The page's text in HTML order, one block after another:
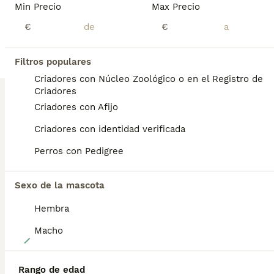
Min Precio
€
Max Precio
€
Filtros populares
Criadores con Núcleo Zoológico o en el Registro de
Criadores
Criadores con Afijo
Criadores con identidad verificada
Perros con Pedigree
Sexo de la mascota
Hembra
Macho
Rango de edad
Edad Sexo
Xàtiva,Valencia (61.3km)
BOOST